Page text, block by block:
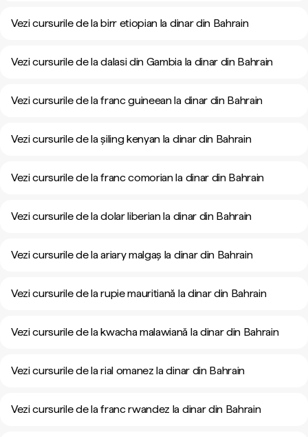
Vezi cursurile de la birr etiopian la dinar din Bahrain
Vezi cursurile de la dalasi din Gambia la dinar din Bahrain
Vezi cursurile de la franc guineean la dinar din Bahrain
Vezi cursurile de la șiling kenyan la dinar din Bahrain
Vezi cursurile de la franc comorian la dinar din Bahrain
Vezi cursurile de la dolar liberian la dinar din Bahrain
Vezi cursurile de la ariary malgaș la dinar din Bahrain
Vezi cursurile de la rupie mauritiană la dinar din Bahrain
Vezi cursurile de la kwacha malawiană la dinar din Bahrain
Vezi cursurile de la rial omanez la dinar din Bahrain
Vezi cursurile de la franc rwandez la dinar din Bahrain